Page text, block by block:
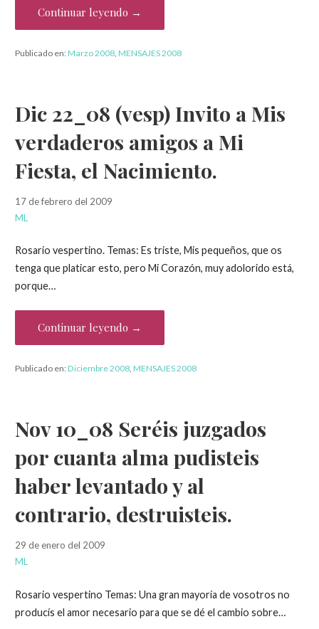
Continuar leyendo →
Publicado en:Marzo 2008, MENSAJES 2008
Dic 22_08 (vesp) Invito a Mis
verdaderos amigos a Mi
Fiesta, el Nacimiento.
17 de febrero del 2009
ML
Rosario vespertino. Temas: Es triste, Mis pequeños, que os
tenga que platicar esto, pero Mi Corazón, muy adolorido está,
porque…
Continuar leyendo →
Publicado en:Diciembre 2008, MENSAJES 2008
Nov 10_08 Seréis juzgados
por cuanta alma pudisteis
haber levantado y al
contrario, destruisteis.
29 de enero del 2009
ML
Rosario vespertino Temas: Una gran mayoría de vosotros no
producís el amor necesario para que se dé el cambio sobre…